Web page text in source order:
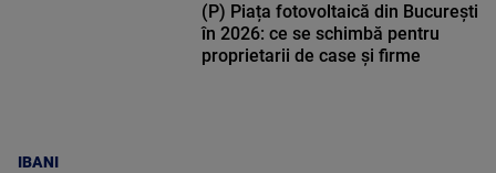
IBANI
(P) Piața fotovoltaică din București
în 2026: ce se schimbă pentru
proprietarii de case și firme